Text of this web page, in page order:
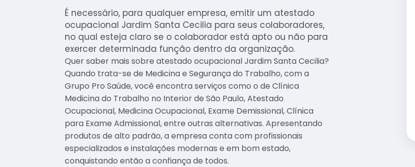
É necessário, para qualquer empresa, emitir um atestado
ocupacional Jardim Santa Cecilia para seus colaboradores,
no qual esteja claro se o colaborador está apto ou não para
exercer determinada função dentro da organização.
Quer saber mais sobre atestado ocupacional Jardim Santa Cecilia?
Quando trata-se de Medicina e Segurança do Trabalho, com a
Grupo Pro Saúde, você encontra serviços como o de Clínica
Medicina do Trabalho no Interior de São Paulo, Atestado
Ocupacional, Medicina Ocupacional, Exame Demissional, Clínica
para Exame Admissional, entre outras alternativas. Apresentando
produtos de alto padrão, a empresa conta com profissionais
especializados e instalações modernas e em bom estado,
conquistando então a confiança de todos.